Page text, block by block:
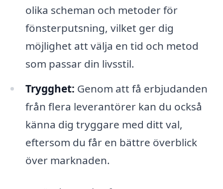
olika scheman och metoder för
fönsterputsning, vilket ger dig
möjlighet att välja en tid och metod
som passar din livsstil.
Trygghet: Genom att få erbjudanden
från flera leverantörer kan du också
känna dig tryggare med ditt val,
eftersom du får en bättre överblick
över marknaden.